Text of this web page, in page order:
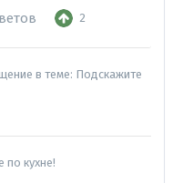
2
в теме: Подскажите
по кухне!